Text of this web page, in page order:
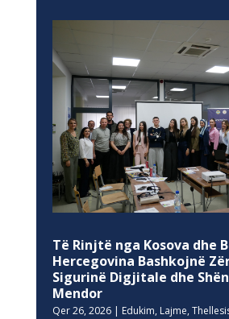
Të Rinjtë nga Kosova dhe
Hercegovina Bashkojnë
Sigurinë Digjitale dhe
Mendor
Qer 26, 2026| Edukim, Lajme,